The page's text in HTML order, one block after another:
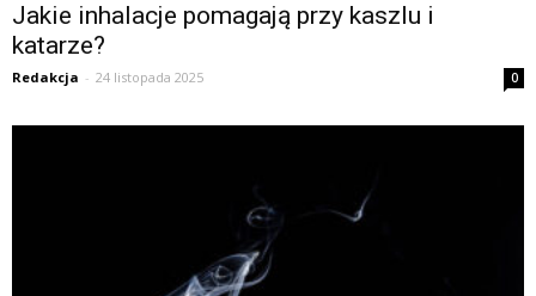
Jakie inhalacje pomagają przy kaszlu i
katarze?
Redakcja - 24 listopada 2025 0